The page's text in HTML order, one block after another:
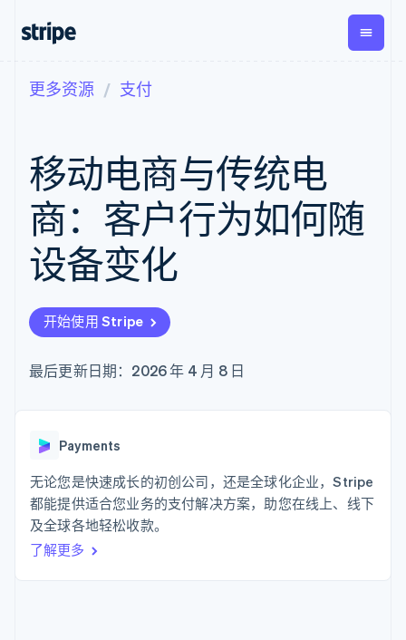
支付
在线支付
Payment links
无代码支付
Checkout
预构建支付界
面
Elements
Payment
methods
接入 125+ 种支
Authorization
支付成功率优
Link
加速结账
经常性收入
Metronome
按用量计费
Subscriptions
订阅管理
Invoicing
一次性或定期
Tax
销售税和增值
Recognition
Stripe Sigma
Global
Payouts
向第三
方打款
更多
Product roadmap
按企业阶段
按应用场景
智能体商务
加密货币
嵌入式金融
财务自动化
全球化企业
交易市场
按行业
AI 企业
酒店、旅游与休闲
文档
库与 SDK
Stripe Apps
指南
实施预置结账流程
构建平台或交易市场
管理订阅
发行稳定币支持的支付卡
资源
应用集成
代码示例
学习
指南
支持
获取支持
专业服务
公司
产品路线图
Stripe Press
联系销售
更多资源 支付
移动电商与传统电
商：客户行为如何随
设备变化
开始使用 Stripe
最后更新日期：2026 年 4 月 8 日
Payments
无论您是快速成长的初创公司，还是全球化企业，Stripe
都能提供适合您业务的支付解决方案，助您在线上、线下
及全球各地轻松收款。
了解更多